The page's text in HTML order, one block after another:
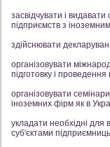
засвідчувати і
підприємств з
здійснювати
організовувати
підготовку і проведення
організовувати
іноземних фірм як в
укладати необхідні для
суб'єктами